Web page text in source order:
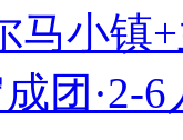
马小镇
团·2-